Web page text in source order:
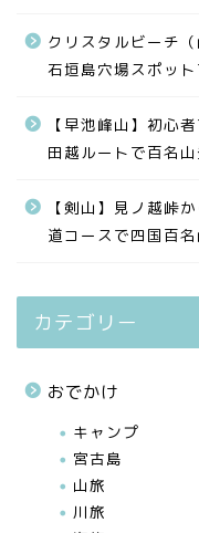
クリスタルビーチ
石垣島穴場スポッ
【早池峰山】初心
田越ルートで百名山
【剣山】見ノ越峠
道コースで四国百名
カテゴリー
おでかけ
キャンプ
宮古島
山旅
川旅